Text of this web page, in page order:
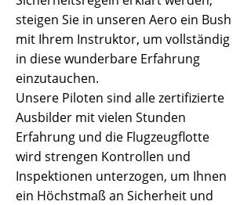
steigen Sie in unseren Aero ein Bush
mit Ihrem Instruktor, um vollständig
in diese wunderbare Erfahrung
einzutauchen.
Unsere Piloten sind alle zertifizierte
Ausbilder mit vielen Stunden
Erfahrung und die Flugzeugflotte
wird strengen Kontrollen und
Inspektionen unterzogen, um Ihnen
ein Höchstmaß an Sicherheit und